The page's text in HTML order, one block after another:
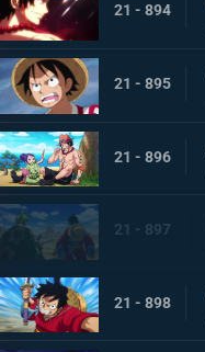
21 - 894
21 - 895
21 - 896
21 - 897
21 - 898